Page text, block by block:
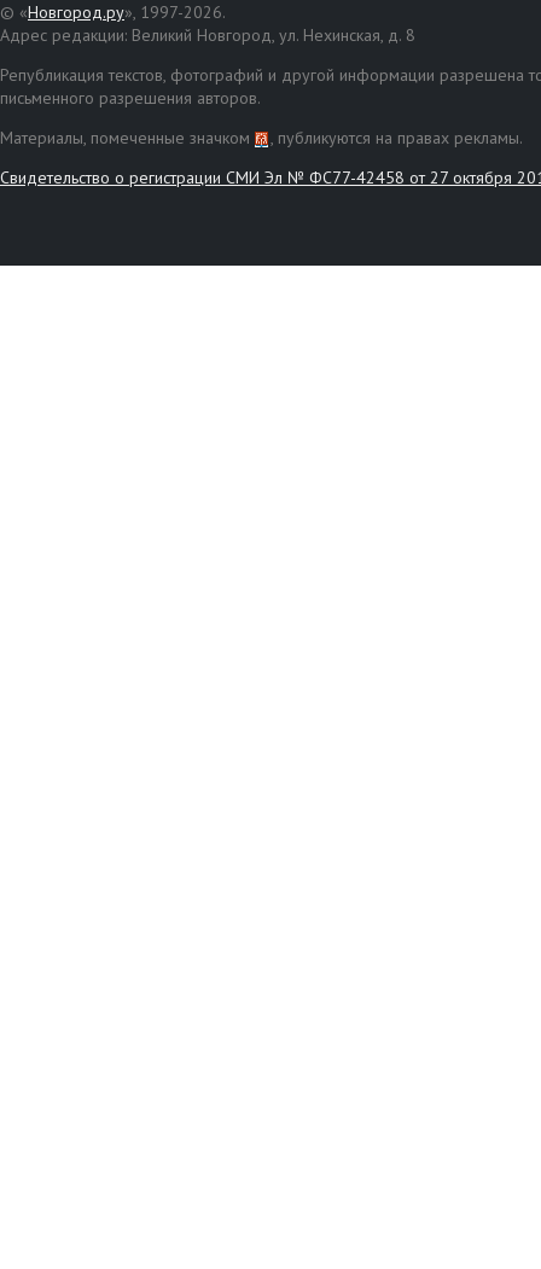
© «Новгород.ру», 1997-2026.
Адрес редакции: Великий Новгород, ул. Нехинская, д. 8
Републикация текстов, фотографий и другой информации разрешена
письменного разрешения авторов.
Материалы, помеченные значком
, публикуются на правах рекламы.
Свидетельство о регистрации СМИ Эл № ФС77-42458 от 27 октября